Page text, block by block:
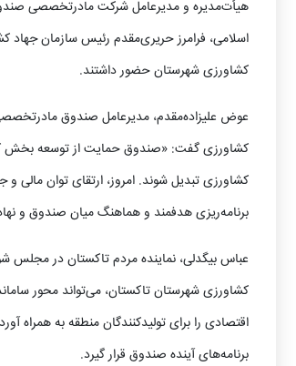
هیأت‌مدیره و مدیرعامل شرکت مادرتخصصی
اسلامی، فرامرز حریری‌مقدم رئیس سازمان
کشاورزی شهرستان حضور داشتند.
عوض علیزاده‌مقدم، مدیرعامل صندوق
کشاورزی گفت: «صندوق‌ حمایت از توسعه بخش
کشاورزی تبدیل شوند. امروز، ارتقای توان
برنامه‌ریزی هدفمند و هماهنگ میان صندوق‌ و
عباس بیگدلی، نماینده مردم تاکستان در
کشاورزی شهرستان تاکستان، می‌تواند محور
اقتصادی را برای تولیدکنندگان منطقه به همراه
برنامه‌های آینده صندوق قرار گیرد.